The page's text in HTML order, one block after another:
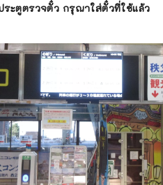
ระตูตรวจตั๋ว กรุณาใส่ตั๋วที่ใช้แล้ว